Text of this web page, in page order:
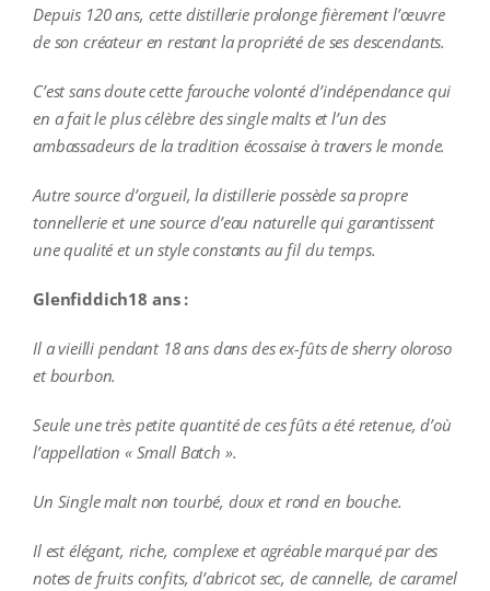
Depuis 120 ans, cette distillerie prolonge fièrement l’œuvre
de son créateur en restant la propriété de ses descendants.
C’est sans doute cette farouche volonté d’indépendance qui
en a fait le plus célèbre des single malts et l’un des
ambassadeurs de la tradition écossaise à travers le monde.
Autre source d’orgueil, la distillerie possède sa propre
tonnellerie et une source d’eau naturelle qui garantissent
une qualité et un style constants au fil du temps.
Glenfiddich18 ans :
Il a vieilli pendant 18 ans dans des ex-fûts de sherry oloroso
et bourbon.
Seule une très petite quantité de ces fûts a été retenue, d’où
l’appellation « Small Batch ».
Un Single malt non tourbé, doux et rond en bouche.
Il est élégant, riche, complexe et agréable marqué par des
notes de fruits confits, d’abricot sec, de cannelle, de caramel